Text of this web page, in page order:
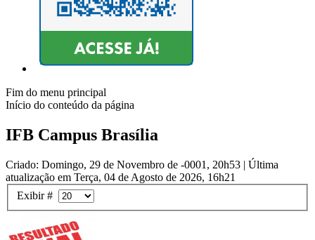
Fim do menu principal
Início do conteúdo da página
IFB Campus Brasília
Criado: Domingo, 29 de Novembro de -0001, 20h53 | Última
atualização em Terça, 04 de Agosto de 2026, 16h21
Exibir #